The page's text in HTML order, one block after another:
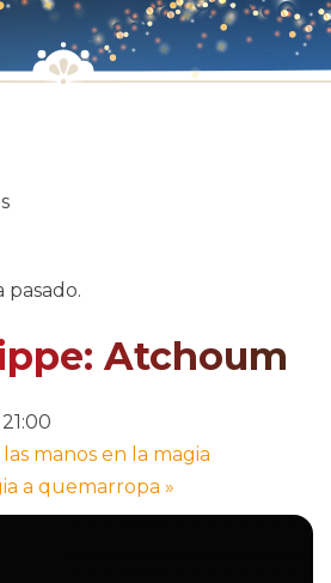
pasado.
Atchoum
21:00
manos en la magia
a quemarropa »